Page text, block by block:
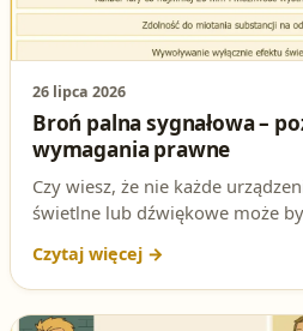
26 lipca 2026
Broń palna sygnałowa –
wymagania prawne
Czy wiesz, że nie każde
świetlne lub dźwiękowe może
pytanie testowe, które często
na patent strzelecki. Sprawdź,
odpowiedź!